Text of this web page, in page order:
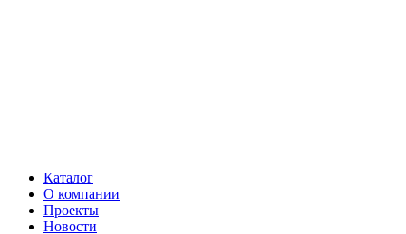
Каталог
О компании
Проекты
Новости